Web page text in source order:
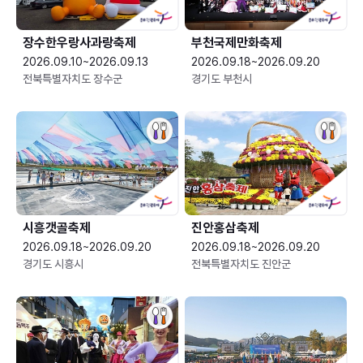
장수한우랑사과랑축제
2026.09.10~2026.09.13
전북특별자치도 장수군
부천국제만화축제
2026.09.18~2026.09.20
경기도 부천시
시흥갯골축제
2026.09.18~2026.09.20
경기도 시흥시
진안홍삼축제
2026.09.18~2026.09.20
전북특별자치도 진안군